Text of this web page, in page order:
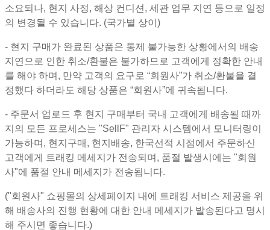
소요되나, 현지 사정, 해상 컨디션, 세관 업무 지연 등으로 일정
의 변경될 수 있습니다. (국가별 상이)
- 현지 구매가 완료된 상품은 통제 불가능한 상황에서의 배송
지연으로 인한 취소/환불은 불가하므로 고객에게 정확한 안내
를 해야 하며, 만약 고객의 요구로 “회원사”가 취소/환불을 결
정했다 하더라도 해당 상품은 “회원사”에 귀속됩니다.
- 주문서 업로드 후 현지 구매부터 국내 고객에게 배송될 때까
지의 모든 프로세스는 "SellF" 관리자 시스템에서 모니터링이
가능하며, 현지구매, 현지배송, 한국선적 시점에서 주문하신
고객에게 트래킹 메세지가 전송되며, 품절 발생시에는 "회원
사"에 품절 안내 메세지가 전송됩니다.
("회원사" 쇼핑몰의 상세페이지 내에 트래킹 서비스 제공을 위
해 배송사의 진행 현황에 대한 안내 메세지가 발송된다고 명시
해 주시면 좋습니다.)